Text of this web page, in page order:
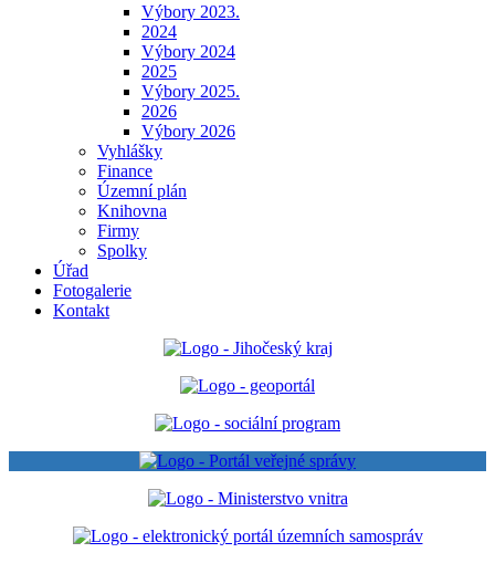
Výbory 2023.
2024
Výbory 2024
2025
Výbory 2025.
2026
Výbory 2026
Vyhlášky
Finance
Územní plán
Knihovna
Firmy
Spolky
Úřad
Fotogalerie
Kontakt